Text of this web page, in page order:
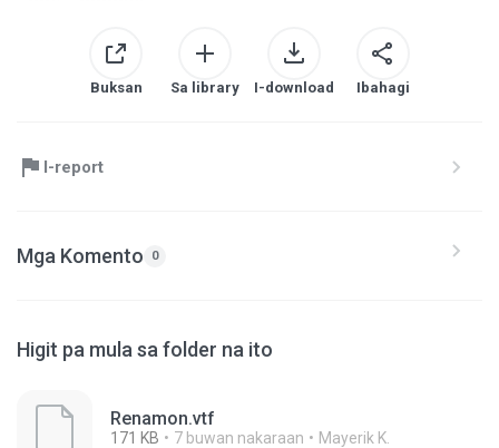
Buksan Sa library I-download Ibahagi
I-report
Mga Komento 0
Higit pa mula sa folder na ito
Renamon.vtf
171 KB 7 buwan nakaraan Mayerik K.